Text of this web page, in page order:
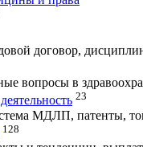
договор,
вопросы в
23
МДЛП, патенты,
128